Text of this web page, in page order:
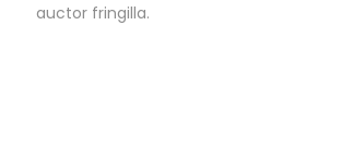
auctor fringilla.